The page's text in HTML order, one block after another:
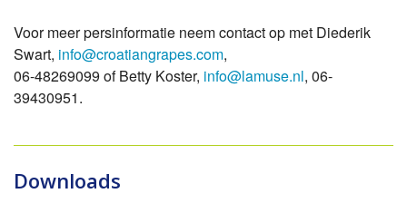
Voor meer persinformatie neem contact op met Diederik
Swart, info@croatiangrapes.com,
06-48269099 of Betty Koster, info@lamuse.nl, 06-
39430951.
Downloads